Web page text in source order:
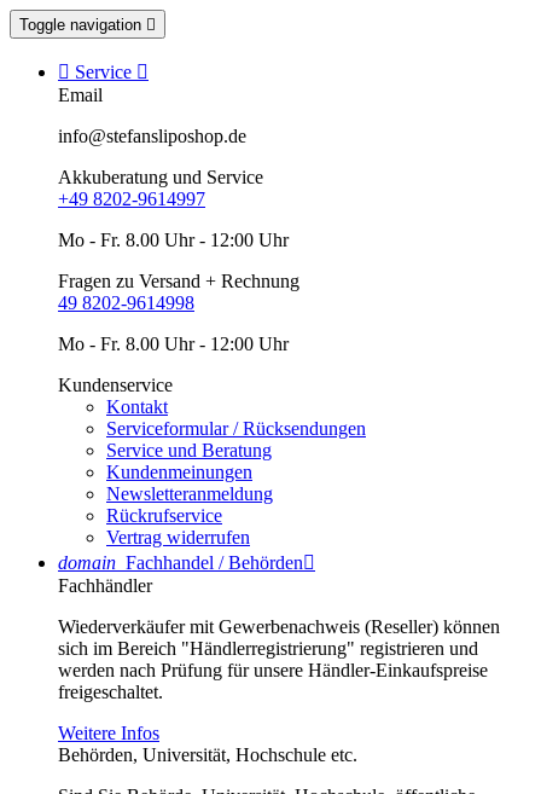
Toggle navigation 
 Service 
Email
info@stefansliposhop.de
Akkuberatung und Service
+49 8202-9614997
Mo - Fr. 8.00 Uhr - 12:00 Uhr
Fragen zu Versand + Rechnung
49 8202-9614998
Mo - Fr. 8.00 Uhr - 12:00 Uhr
Kundenservice
Kontakt
Serviceformular / Rücksendungen
Service und Beratung
Kundenmeinungen
Newsletteranmeldung
Rückrufservice
Vertrag widerrufen
domain Fachhandel / Behörden
Fachhändler
Wiederverkäufer mit Gewerbenachweis (Reseller) können
sich im Bereich "Händlerregistrierung" registrieren und
werden nach Prüfung für unsere Händler-Einkaufspreise
freigeschaltet.
Weitere Infos
Behörden, Universität, Hochschule etc.